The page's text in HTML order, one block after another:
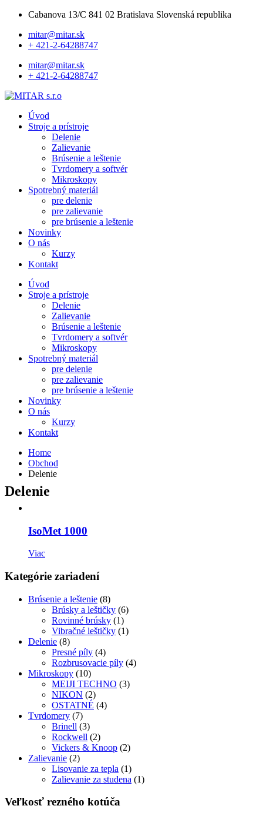
Cabanova 13/C 841 02 Bratislava Slovenská republika
mitar@mitar.sk
+ 421-2-64288747
mitar@mitar.sk
+ 421-2-64288747
Úvod
Stroje a prístroje
Delenie
Zalievanie
Brúsenie a leštenie
Tvrdomery a softvér
Mikroskopy
Spotrebný materiál
pre delenie
pre zalievanie
pre brúsenie a leštenie
Novinky
O nás
Kurzy
Kontakt
Úvod
Stroje a prístroje
Delenie
Zalievanie
Brúsenie a leštenie
Tvrdomery a softvér
Mikroskopy
Spotrebný materiál
pre delenie
pre zalievanie
pre brúsenie a leštenie
Novinky
O nás
Kurzy
Kontakt
Home
Obchod
Delenie
Delenie
IsoMet 1000
Viac
Kategórie zariadení
Brúsenie a leštenie (8)
Brúsky a leštičky (6)
Rovinné brúsky (1)
Vibračné leštičky (1)
Delenie (8)
Presné píly (4)
Rozbrusovacie píly (4)
Mikroskopy (10)
MEIJI TECHNO (3)
NIKON (2)
OSTATNÉ (4)
Tvrdomery (7)
Brinell (3)
Rockwell (2)
Vickers & Knoop (2)
Zalievanie (2)
Lisovanie za tepla (1)
Zalievanie za studena (1)
Veľkosť rezného kotúča